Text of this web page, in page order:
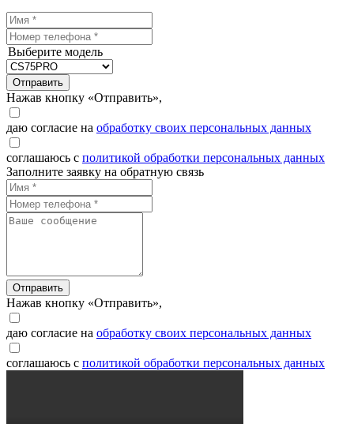
Выберите модель
Отправить
Нажав кнопку «Отправить»,
даю согласие на обработку своих персональных данных
соглашаюсь с политикой обработки персональных данных
Заполните заявку на обратную связь
Отправить
Нажав кнопку «Отправить»,
даю согласие на обработку своих персональных данных
соглашаюсь с политикой обработки персональных данных